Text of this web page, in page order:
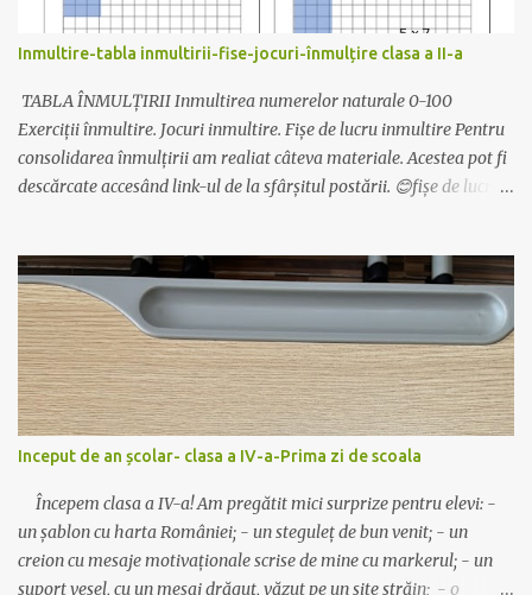
trebuie să fie în interior. 😊Se capsează aripioarele. Simplu și
drăguț! Descarcă materialul actualizat de AICI. Mult succes!
Inmultire-tabla inmultirii-fise-jocuri-înmulțire clasa a II-a
TABLA ÎNMULȚIRII Inmultirea numerelor naturale 0-100
Exerciții înmultire. Jocuri inmultire. Fișe de lucru inmultire Pentru
consolidarea înmulțirii am realiat câteva materiale. Acestea pot fi
descărcate accesând link-ul de la sfârșitul postării. 😊fișe de lucru
cu inmultirea 😊motivarea elevilor pentru învățare - pașaportul
înmulțirii Mai multe despre pasaport aici:
https://www.aventurilascoala.ro/2019/08/tinutul-vrajit-al-
inmultirii-si.html 😊jocuri cu tabla inmultirii Găsești fișele,
jocurile, pasaportul, etc aici: inmultire-fise-jocuri -descarca 😊
Alte idei despre înmultire: joc-eu am-cine are bradul impodobit-
clasa a III-a joc-ghiceste cine sunt decor-inmultiri de toamna joc-
trenuletul matematic Noi jucăm și ”Autobuzul”, ”Lovește
musca”, ”Scărița”, ”Spune primul!-cu...
Inceput de an școlar- clasa a IV-a-Prima zi de scoala
Începem clasa a IV-a! Am pregătit mici surprize pentru elevi: -
un șablon cu harta României; - un steguleț de bun venit; - un
creion cu mesaje motivaționale scrise de mine cu markerul; - un
suport vesel, cu un mesaj drăguț, văzut pe un site străin; - o